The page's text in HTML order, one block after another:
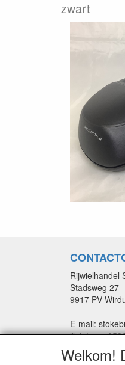
zwart
Rijwielhandel
Stadsweg 27
9917 PV
E-mail:
Telefoon:
Welkom!